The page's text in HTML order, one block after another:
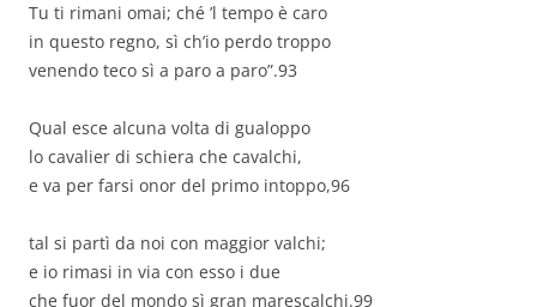
Tu ti rimani omai; ché ’l tempo è caro
in questo regno, sì ch’io perdo troppo
venendo teco sì a paro a paro”.93
Qual esce alcuna volta di gualoppo
lo cavalier di schiera che cavalchi,
e va per farsi onor del primo intoppo,96
tal si partì da noi con maggior valchi;
e io rimasi in via con esso i due
che fuor del mondo sì gran marescalchi.99